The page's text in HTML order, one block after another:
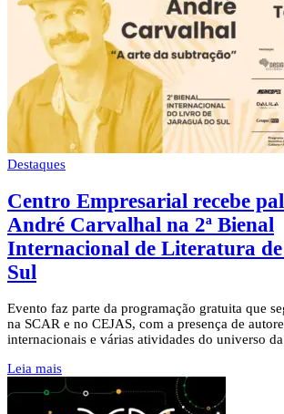
Destaques
Centro Empresarial recebe
André Carvalhal na 2ª Bienal
Internacional de Literatura
Sul
Evento faz parte da programação gratuita que
na SCAR e no CEJAS, com a presença de
internacionais e várias atividades do universo
Leia mais